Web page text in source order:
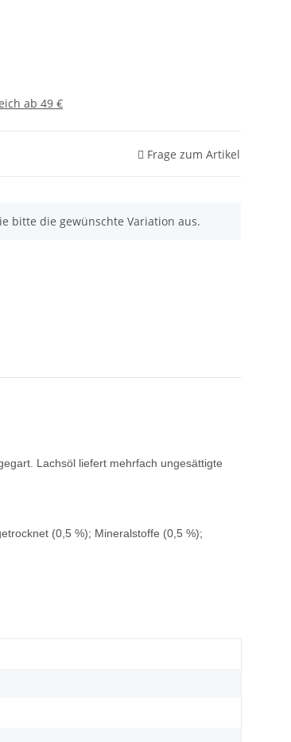
ab 49 €
Frage zum Artikel
bitte die gewünschte Variation aus.
Lachsöl liefert mehrfach ungesättigte
(0,5 %); Mineralstoffe (0,5 %);